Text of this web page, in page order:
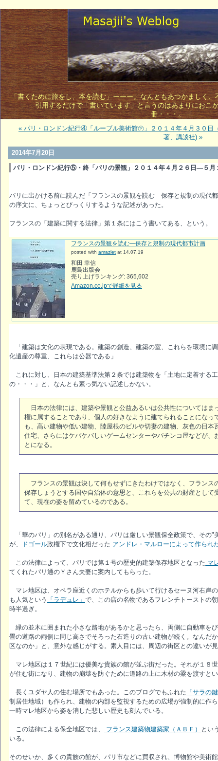
「書くために旅をし、本を読む」ーーー。なんともあつかましく
引用するだけで「書いています」と言うのはあまりにおこ
冊・・・。
« パリ・ロンドン紀行④「ルーブル美術館㊦」２０１４年４月３０日
著、講談社) »
2014年7月20日
パリ・ロンドン紀行⑤・終「パリの景観」２０１４年４月２６日―５月
パリに出かける前に読んだ「フランスの景観を読む 保存と規制の現代
の序文に、ちょっとびっくりするような記述があった。
フランスの「建築に関する法律」第１条にはこう書いてある、という。
フランスの景観を読む―保存と規制の現代都市計画
posted with amazlet at 14.07.19
和田 幸信
鹿島出版会
売り上げランキング: 365,602
Amazon.co.jpで詳細を見る
「建築は文化の表現である。建築の創造、建築の室、これらを環境に
化遺産の尊重、これらは公器である」
これに対し、日本の建築基準法第２条では建築物を「土地に定着する
の・・・」と、なんとも素っ気ない記述しかない。
日本の法律には、建築や景観と公益あるいは公共性についてはま
権に属することであり、個人の好きなように建てられることにな
も、高い建物や低い建物、陸屋根のビルや切妻の建物、灰色の日
住宅、さらにはケバケバしいゲームセンターやパチンコ屋などが
とになる。
フランスの景観は決して何もせずにきたわけではなく、フランス
保存しょうとする国や自治体の意思と、これらを公共の財産とし
て、現在の姿を留めているのである。
「華のパリ」の別名がある通り、パリは厳しい景観保全政策で、その"
が、
ドゴール政権下で文化相だった アンドレ・マルローによって作られ
この法律によって、パリでは第１号の歴史的建築保存地区となった マ
てくれたパリ通のＹさん夫妻に案内してもらった。
マレ地区は、オペラ座近くのホテルからも歩いて行けるセーヌ河右岸
も人気という
「ラデュレ」 で、この店の名物であるフレンチトーストの
時半過ぎ。
緑の並木に囲まれた小さな路地があるかと思ったら、両側に自動車を
畳の道路の両側に同じ高さでそろった石造りの古い建物が続く。なんだ
区なのか」と、意外な感じがする。素人目には、周辺の街区との違いが
マレ地区は１７世紀には優美な貴族の館が並ぶ街だった。それが１８
が住む街になり、建物の崩壊を防ぐために道路の上に木材の梁を渡すと
長くユダヤ人の住む場所でもあった。このブログでもふれた 「サラの
制居住地域）も作られ、建物の内部を監視するための広場が強制的に作
一時マレ地区から姿を消した悲しい歴史も刻んでいる。
この法律による保全地区では、 フランス建築物建築家（ＡＢＦ）
とい
いる。
そのせいか、多くの貴族の館が、パリ市などに買収され、博物館や美術